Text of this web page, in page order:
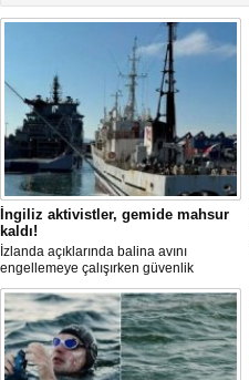
İngiliz aktivistler, gemide mahsur
kaldı!
İzlanda açıklarında balina avını
engellemeye çalışırken güvenlik
güçlerince durdurulan Bandero adlı
protesto gemisindeki 21 çevre aktivisti,
günlerdir gemiden çıkmalarına izin
verilmediğini ve temel haklarının ihlal
edildiğini öne sürdü. Mürettebatta iki
Britanyalı aktivist de bulunuyor.